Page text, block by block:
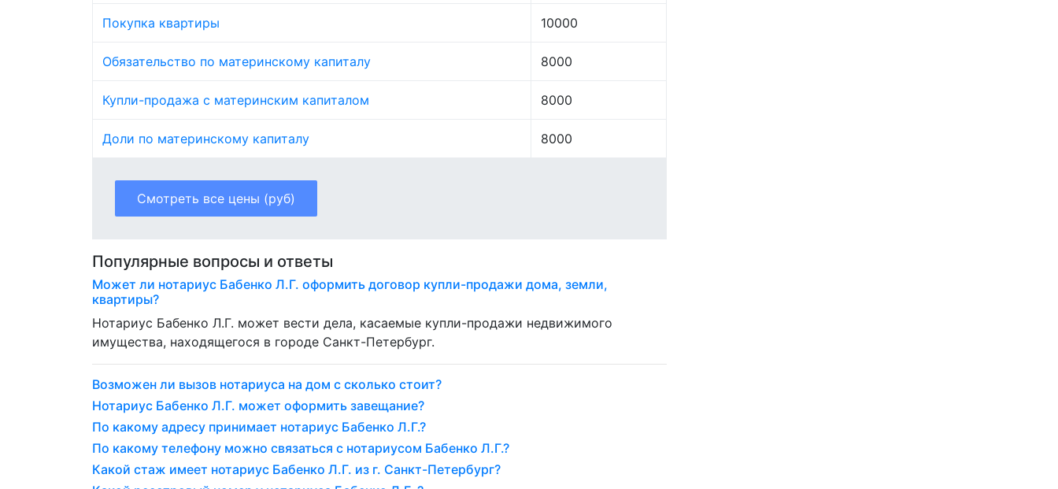
Покупка квартиры 10000
Обязательство по материнскому капиталу 8000
Купли-продажа с материнским капиталом 8000
Доли по материнскому капиталу 8000
Смотреть все цены (руб)
Популярные вопросы и ответы
Может ли нотариус Бабенко Л.Г. оформить договор купли-продажи дома, земли,
квартиры?
Нотариус Бабенко Л.Г. может вести дела, касаемые купли-продажи недвижимого
имущества, находящегося в городе Санкт-Петербург.
Возможен ли вызов нотариуса на дом с сколько стоит?
Нотариус Бабенко Л.Г. может оформить завещание?
По какому адресу принимает нотариус Бабенко Л.Г.?
По какому телефону можно связаться с нотариусом Бабенко Л.Г.?
Какой стаж имеет нотариус Бабенко Л.Г. из г. Санкт-Петербург?